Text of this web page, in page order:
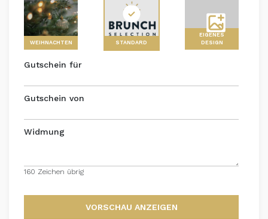
WEIHNACHTEN STANDARD
EIGENES
DESIGN
Gutschein für
Gutschein von
Widmung
160 Zeichen übrig
VORSCHAU ANZEIGEN